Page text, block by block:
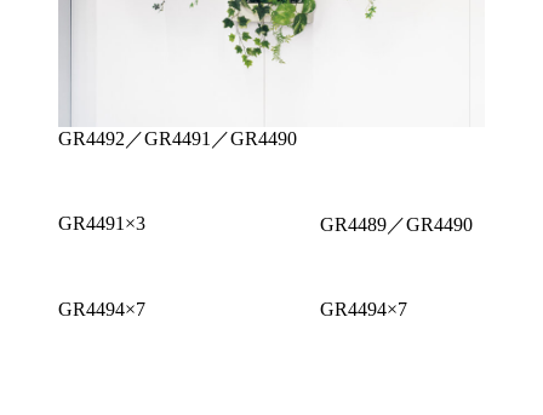
GR4492／GR4491／GR4490
GR4491×3 GR4489／GR4490
GR4494×7 GR4494×7